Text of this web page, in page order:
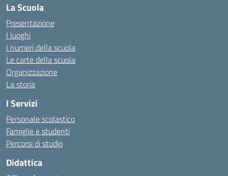
La Scuola
Presentazione
I luoghi
I numeri della scuola
Le carte della scuola
Organizzazione
La storia
I Servizi
Personale scolastico
Famiglie e studenti
Percorsi di studio
Didattica